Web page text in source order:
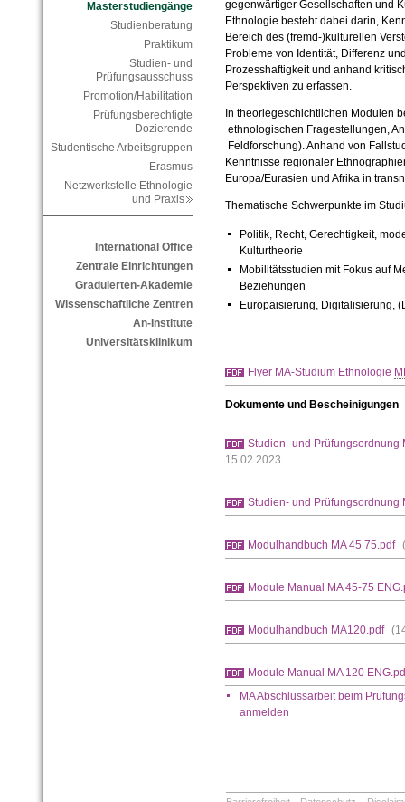
Masterstudiengänge
Studienberatung
Praktikum
Studien- und
Prüfungsausschuss
Promotion/Habilitation
Prüfungsberechtigte
Dozierende
Studentische Arbeitsgruppen
Erasmus
Netzwerkstelle Ethnologie
und Praxis
International Office
Zentrale Einrichtungen
Graduierten-Akademie
Wissenschaftliche Zentren
An-Institute
Universitätsklinikum
gegenwärtiger Gesellschaften und
Ethnologie besteht dabei darin,
Bereich des (fremd-)kulturellen
Probleme von Identität, Differenz
Prozesshaftigkeit und anhand
Perspektiven zu erfassen.
In theoriegeschichtlichen Modulen
ethnologischen Fragestellungen,
Feldforschung). Anhand von
Kenntnisse regionaler
Europa/Eurasien und Afrika in
Thematische Schwerpunkte im
Politik, Recht, Gerechtigkeit,
Kulturtheorie
Mobilitätsstudien mit Fokus auf
Beziehungen
Europäisierung, Digitalisierung,
Flyer MA-Studium Ethnologie
Dokumente und Bescheinigungen
Studien- und Prüfungsordnung
15.02.2023
Studien- und Prüfungsordnung
Modulhandbuch MA 45 75.pdf
Module Manual MA 45-75
Modulhandbuch MA120.pdf
Module Manual MA 120
MA Abschlussarbeit beim
anmelden